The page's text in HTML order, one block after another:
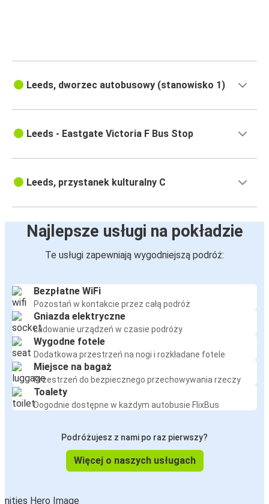
Leeds
Sheffield
Sheffield
Leeds
Leeds
Middlesbrough
Middlesbrough
Leeds
Leeds
Liverpool
Port lotniczy Londyn Heathrow (LHR)
Liverpool
Leeds, dworzec autobusowy (stanowisko 1)
Leeds - Eastgate Victoria F Bus Stop
Leeds, przystanek kulturalny C
Najlepsze usługi na pokładzie
Te usługi zapewniają wygodniejszą podróż:
Bezpłatne WiFi
Pozostań w kontakcie przez całą podróż
Gniazda elektryczne
Ładowanie urządzeń w czasie podróży
Wygodne fotele
Dodatkowa przestrzeń na nogi i rozkładane fotele
Miejsce na bagaż
Przestrzeń do bezpiecznego przechowywania rzeczy
Toalety
Dogodnie dostępne w każdym autobusie FlixBus
Podróżujesz z nami po raz pierwszy?
Więcej o naszych usługach